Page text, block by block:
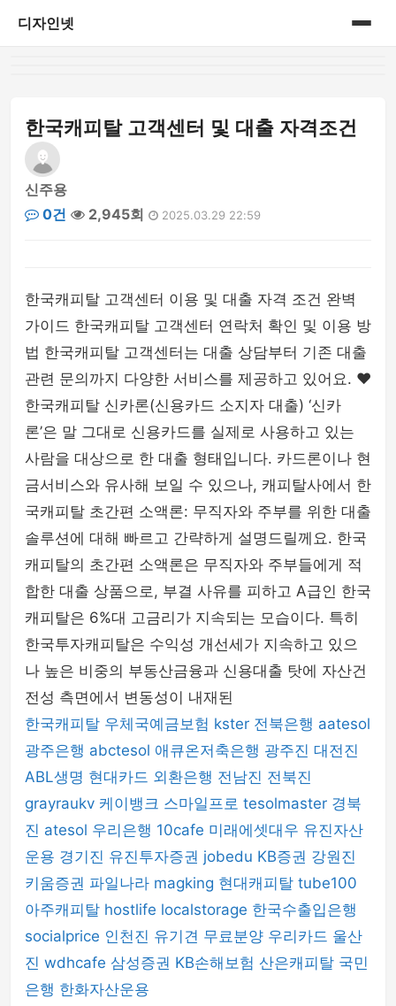
디자인넷
한국캐피탈 고객센터 및 대출 자격조건
신주용
0건
2,945회 2025.03.29 22:59
한국캐피탈 고객센터 이용 및 대출 자격 조건 완벽
가이드 한국캐피탈 고객센터 연락처 확인 및 이용 방
법 한국캐피탈 고객센터는 대출 상담부터 기존 대출
관련 문의까지 다양한 서비스를 제공하고 있어요. ❤
한국캐피탈 신카론(신용카드 소지자 대출) ‘신카
론’은 말 그대로 신용카드를 실제로 사용하고 있는
사람을 대상으로 한 대출 형태입니다. 카드론이나 현
금서비스와 유사해 보일 수 있으나, 캐피탈사에서 한
국캐피탈 초간편 소액론: 무직자와 주부를 위한 대출
솔루션에 대해 빠르고 간략하게 설명드릴께요. 한국
캐피탈의 초간편 소액론은 무직자와 주부들에게 적
합한 대출 상품으로, 부결 사유를 피하고 A급인 한국
캐피탈은 6%대 고금리가 지속되는 모습이다. 특히
한국투자캐피탈은 수익성 개선세가 지속하고 있으
나 높은 비중의 부동산금융과 신용대출 탓에 자산건
전성 측면에서 변동성이 내재된
한국캐피탈 우체국예금보험 kster 전북은행 aatesol
광주은행 abctesol 애큐온저축은행 광주진 대전진
ABL생명 현대카드 외환은행 전남진 전북진
grayraukv 케이뱅크 스마일프로 tesolmaster 경북
진 atesol 우리은행 10cafe 미래에셋대우 유진자산
운용 경기진 유진투자증권 jobedu KB증권 강원진
키움증권 파일나라 magking 현대캐피탈 tube100
아주캐피탈 hostlife localstorage 한국수출입은행
socialprice 인천진 유기견 무료분양 우리카드 울산
진 wdhcafe 삼성증권 KB손해보험 산은캐피탈 국민
은행 한화자산운용